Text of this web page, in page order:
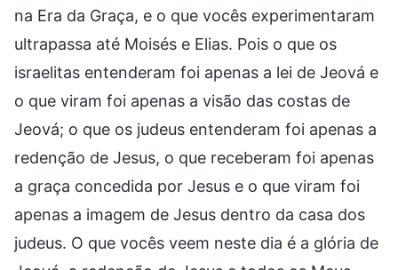
na Era da Graça, e o que vocês experimentaram
ultrapassa até Moisés e Elias. Pois o que os
israelitas entenderam foi apenas a lei de Jeová e
o que viram foi apenas a visão das costas de
Jeová; o que os judeus entenderam foi apenas a
redenção de Jesus, o que receberam foi apenas
a graça concedida por Jesus e o que viram foi
apenas a imagem de Jesus dentro da casa dos
judeus. O que vocês veem neste dia é a glória de